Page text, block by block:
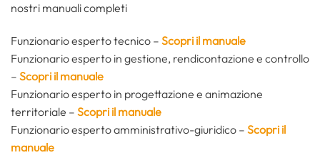
nostri manuali completi
Funzionario esperto tecnico – Scopri il manuale
Funzionario esperto in gestione, rendicontazione e controllo
– Scopri il manuale
Funzionario esperto in progettazione e animazione
territoriale – Scopri il manuale
Funzionario esperto amministrativo-giuridico – Scopri il
manuale